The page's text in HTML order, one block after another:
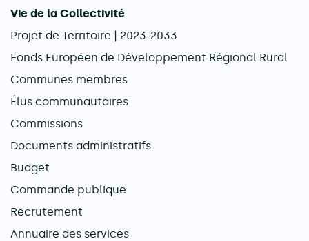
Vie de la Collectivité
Projet de Territoire | 2023-2033
Fonds Européen de Développement Régional Rural
Communes membres
Élus communautaires
Commissions
Documents administratifs
Budget
Commande publique
Recrutement
Annuaire des services